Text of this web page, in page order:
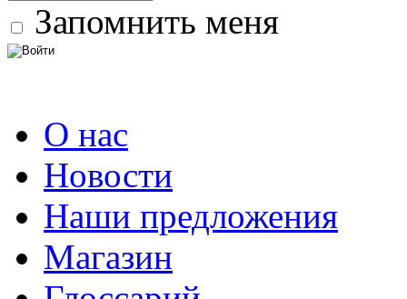
Запомнить меня
О нас
Новости
Наши предложения
Магазин